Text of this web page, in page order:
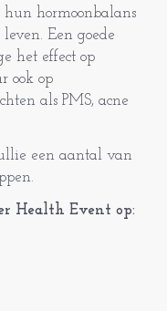
hormoonbalans
Een goede
het effect op
ook op
als PMS, acne
een aantal van
Health Event op: